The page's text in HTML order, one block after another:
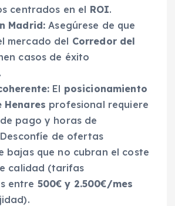
centrados en el ROI.
Madrid: Asegúrese de que
mercado del Corredor del
casos de éxito
El posicionamiento
Henares profesional requiere
pago y horas de
de ofertas
bajas que no cubran el coste
calidad (tarifas
entre 500€ y 2.500€/mes